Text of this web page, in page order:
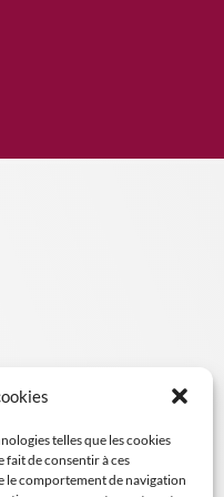
telles que les cookies
de consentir à ces
le comportement de navigation